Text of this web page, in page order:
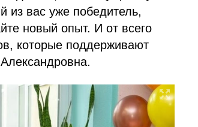
из вас уже победитель,
новый опыт. И от всего
которые поддерживают